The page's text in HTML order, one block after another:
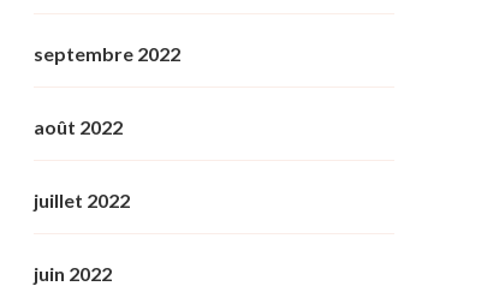
septembre 2022
août 2022
juillet 2022
juin 2022